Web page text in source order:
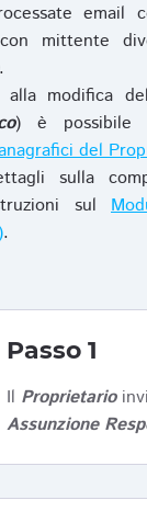
email
mittente
.
alla modifica del
) è possibile
del
sulla
sul
.
Passo 1
Il Proprietario
Assunzione